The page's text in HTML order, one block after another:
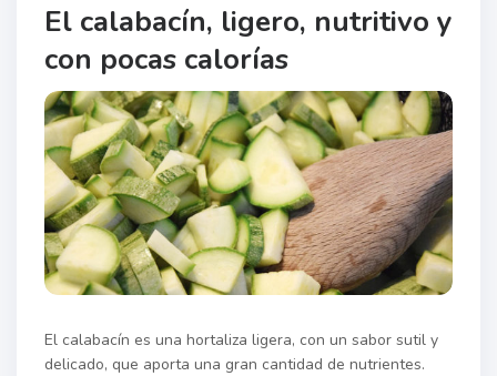
El calabacín, ligero, nutritivo y
con pocas calorías
El calabacín es una hortaliza ligera, con un sabor sutil y
delicado, que aporta una gran cantidad de nutrientes.